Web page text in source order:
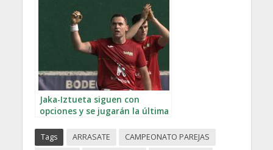
Jaka-Iztueta siguen con
opciones y se jugarán la última
Tags ARRASATE
CAMPEONATO PAREJAS